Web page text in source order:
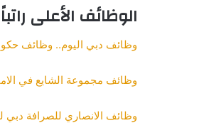
الوظائف الأعلى راتباً
وظائف دبي اليوم.. وظائف
وظائف مجموعة الشايع في
وظائف الانصاري للصرافة